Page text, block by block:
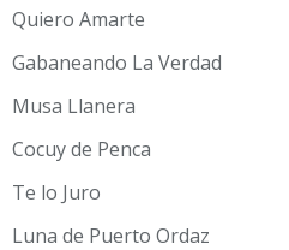
Quiero Amarte
Gabaneando La Verdad
Musa Llanera
Cocuy de Penca
Te lo Juro
Luna de Puerto Ordaz